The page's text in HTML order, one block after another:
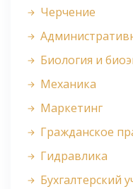
Черчение
Биология и
Механика
Маркетинг
Гражданское
Гидравлика
Бухгалтерский